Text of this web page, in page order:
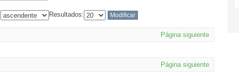
Resultados:
Página siguiente
Página siguiente